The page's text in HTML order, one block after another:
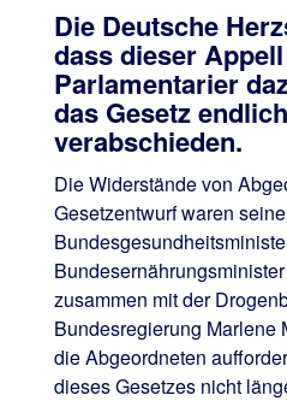
Die Deutsche
dass dieser
Parlamentarier
das Gesetz
verabschieden.
Die Widerstände von
Gesetzentwurf waren
zusammen mit der
Bundesregierung Marlene
die Abgeordneten
dieses Gesetzes nicht